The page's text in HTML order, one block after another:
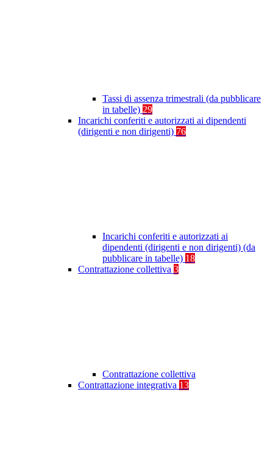
Tassi di assenza trimestrali (da pubblicare
in tabelle) 29
Incarichi conferiti e autorizzati ai dipendenti
(dirigenti e non dirigenti) 76
Incarichi conferiti e autorizzati ai
dipendenti (dirigenti e non dirigenti) (da
pubblicare in tabelle) 18
Contrattazione collettiva 3
Contrattazione collettiva
Contrattazione integrativa 13